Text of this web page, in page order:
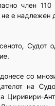
член 110
е надлежен
Судот
со
на
Циривири-